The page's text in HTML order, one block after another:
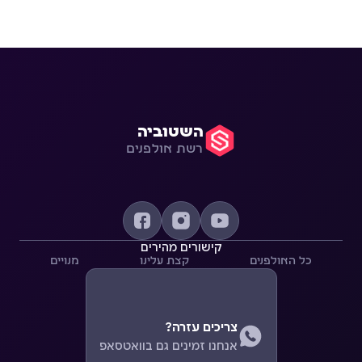
השטוביה
רשת אולפנים
קישורים מהירים
כל האולפנים קצת עלינו מנויים
צריכים עזרה?
אנחנו זמינים גם בוואטסאפ